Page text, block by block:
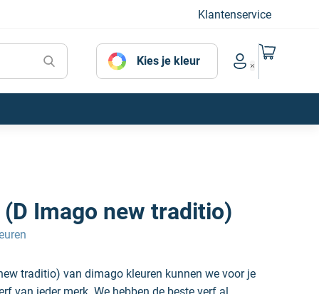
Klantenservice
Kies je kleur
Account menu
Naar mijn
(D Imago new traditio)
traditio) van dimago kleuren kunnen we voor je